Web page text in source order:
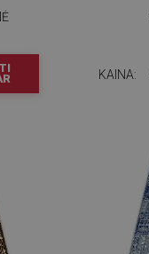
KAINA: